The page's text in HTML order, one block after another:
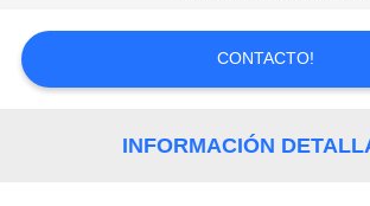
NOTICIAS
CONTACTO!
INFORMACIÓN